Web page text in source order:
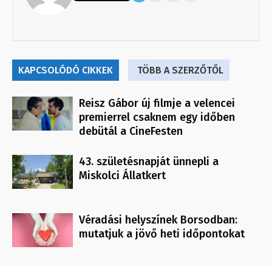
KAPCSOLÓDÓ CIKKEK TÖBB A SZERZŐTŐL
Reisz Gábor új filmje a velencei
premierrel csaknem egy időben
debütál a CineFesten
43. születésnapját ünnepli a
Miskolci Állatkert
Véradási helyszínek Borsodban:
mutatjuk a jövő heti időpontokat